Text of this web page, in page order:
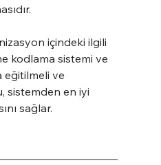
içindeki ilgili
kodlama sistemi ve
eğitilmeli ve
sistemden en iyi
sağlar.